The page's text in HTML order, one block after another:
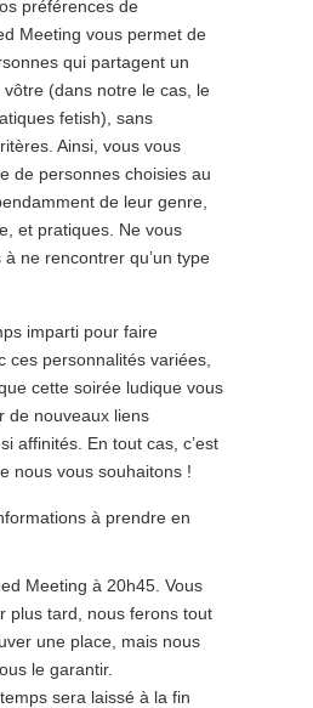
préférences de
Meeting vous permet de
qui partagent un
(dans notre le cas, le
fetish), sans
Ainsi, vous vous
de personnes choisies au
de leur genre,
et pratiques. Ne vous
ne rencontrer qu’un type
imparti pour faire
ces personnalités variées,
cette soirée ludique vous
de nouveaux liens
affinités. En tout cas, c’est
nous vous souhaitons !
à prendre en
Meeting à 20h45. Vous
plus tard, nous ferons tout
une place, mais nous
le garantir.
sera laissé à la fin